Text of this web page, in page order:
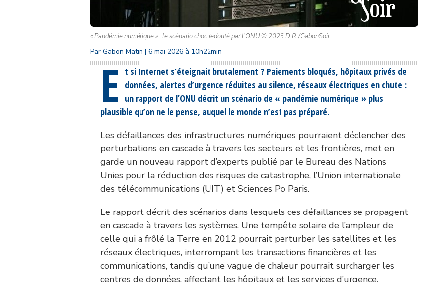
« Pandémie numérique » : le scénario choc redouté par l’ONU © 2026 D.R./GabonSoir
Par Gabon Matin | 6 mai 2026 à 10h22min
E t si Internet s’éteignait brutalement ? Paiements bloqués, hôpitaux privés de
données, alertes d’urgence réduites au silence, réseaux électriques en chute :
un rapport de l’ONU décrit un scénario de « pandémie numérique » plus
plausible qu’on ne le pense, auquel le monde n’est pas préparé.
Les défaillances des infrastructures numériques pourraient déclencher des
perturbations en cascade à travers les secteurs et les frontières, met en
garde un nouveau rapport d’experts publié par le Bureau des Nations
Unies pour la réduction des risques de catastrophe, l’Union internationale
des télécommunications (UIT) et Sciences Po Paris.
Le rapport décrit des scénarios dans lesquels ces défaillances se propagent
en cascade à travers les systèmes. Une tempête solaire de l’ampleur de
celle qui a frôlé la Terre en 2012 pourrait perturber les satellites et les
réseaux électriques, interrompant les transactions financières et les
communications, tandis qu’une vague de chaleur pourrait surcharger les
centres de données, affectant les hôpitaux et les services d’urgence.